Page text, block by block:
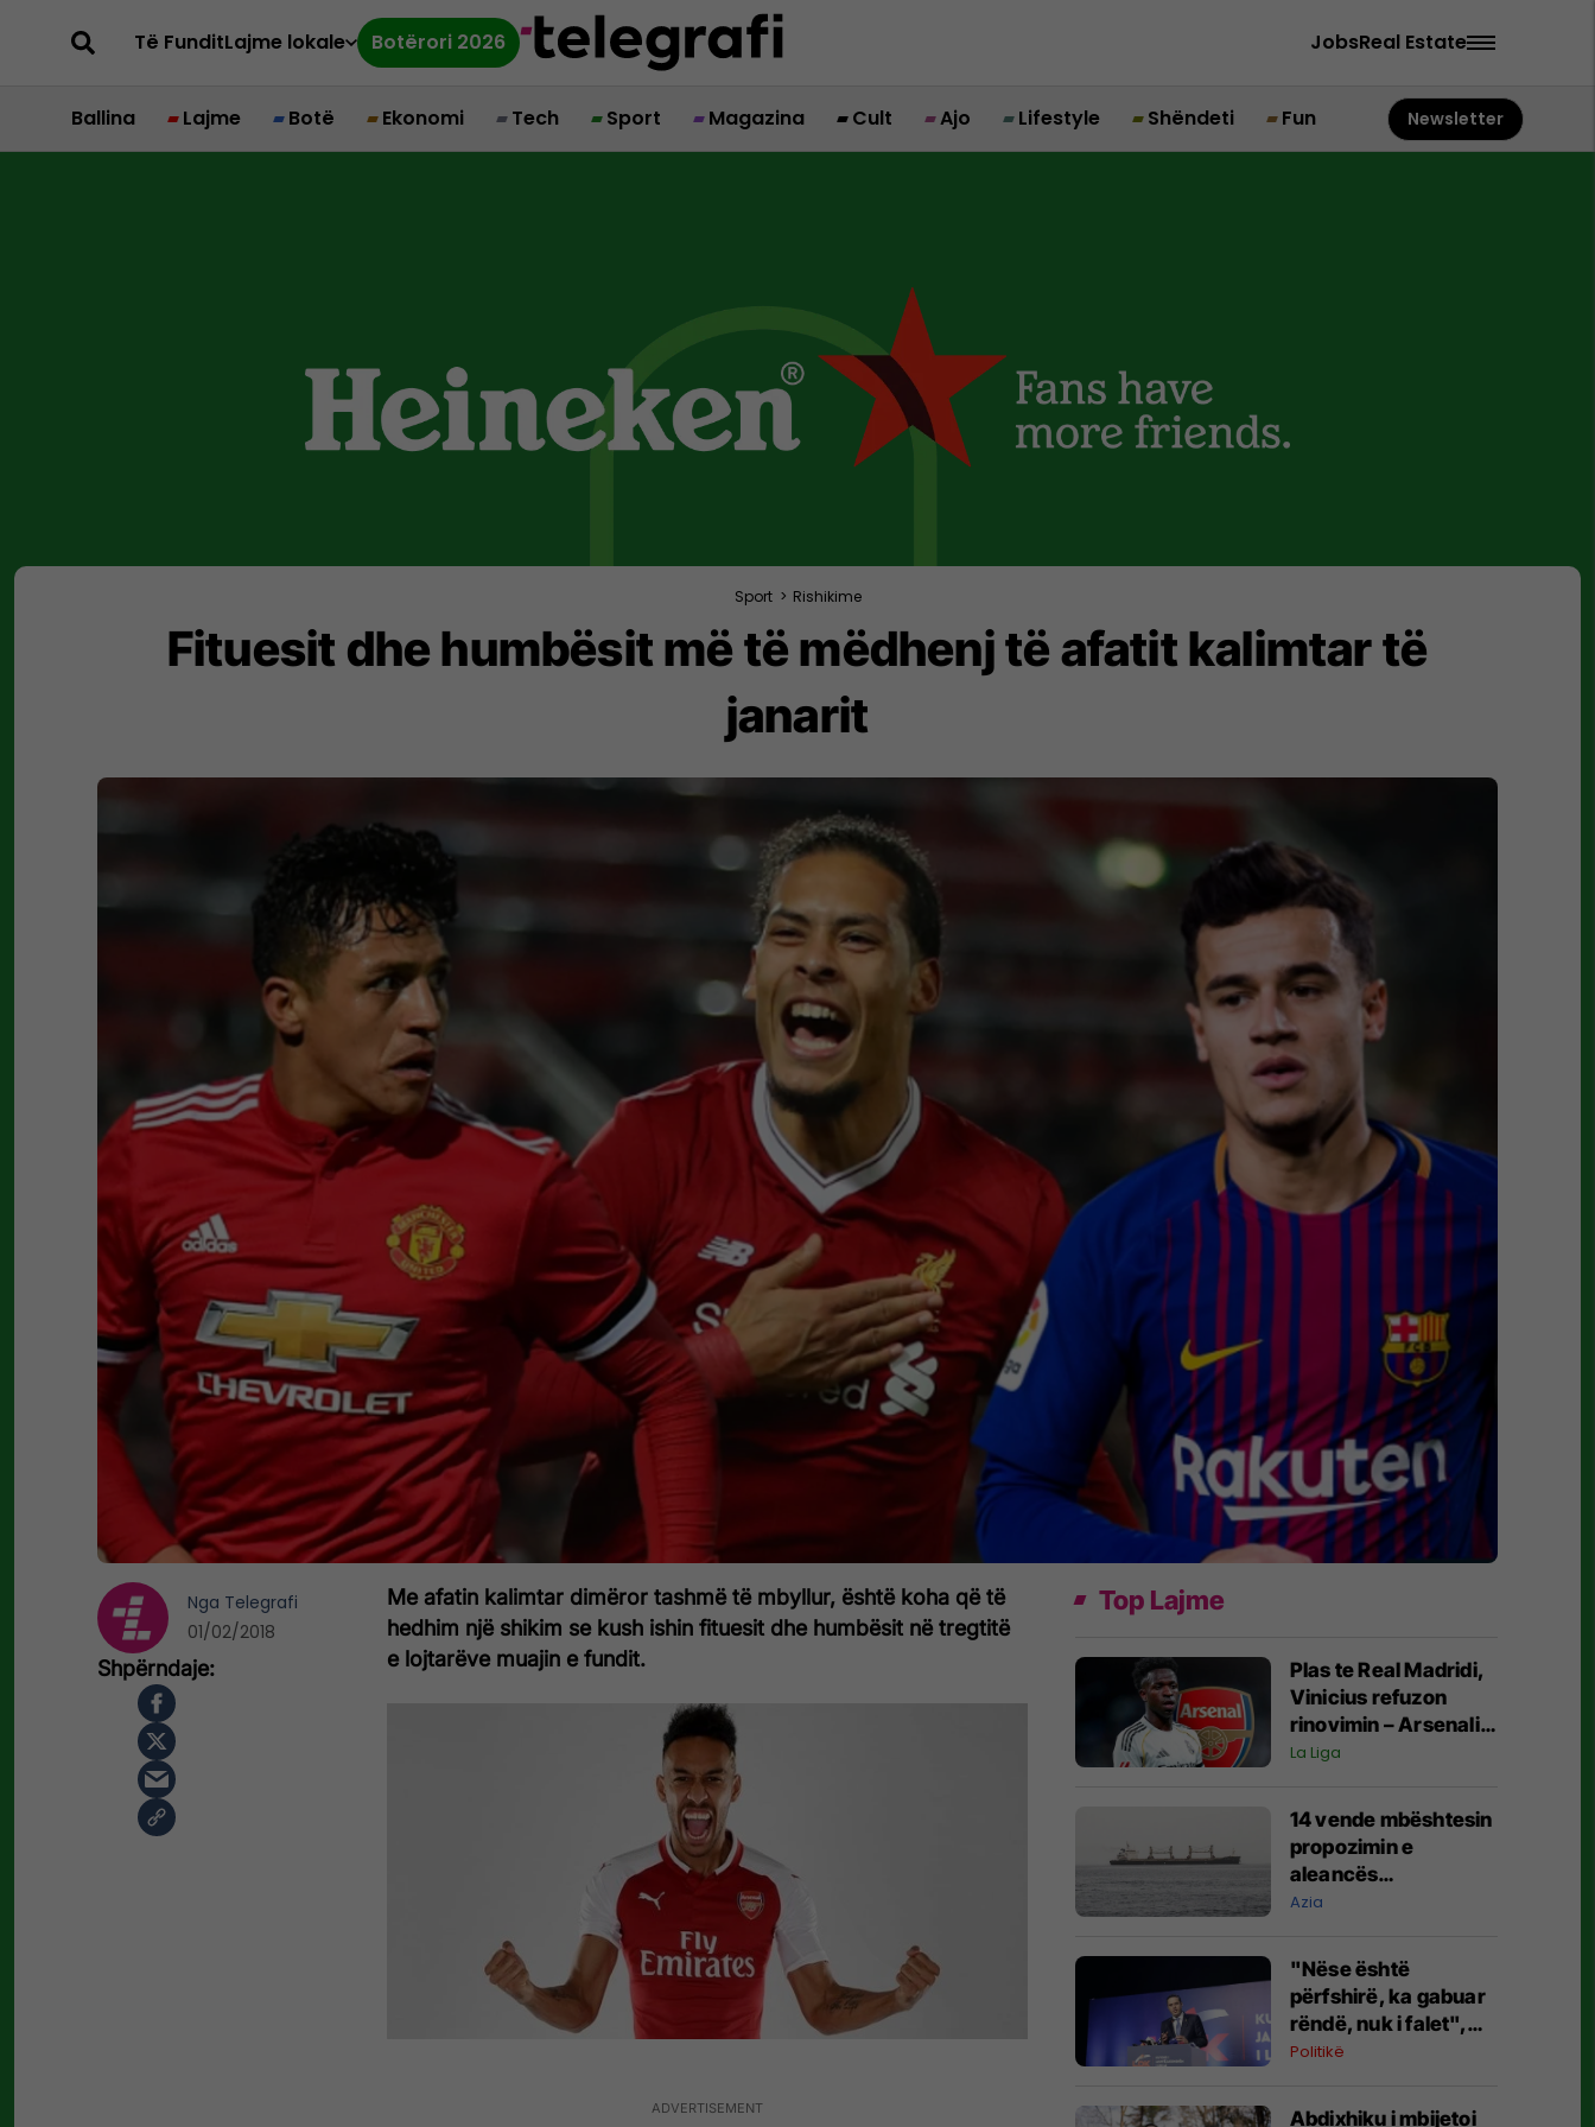
Të FunditLajme lokale Botërori 2026 JobsReal Estate
Ballina Lajme Botë Ekonomi Tech Sport Magazina Cult Ajo Lifestyle Shëndeti Fun Newsletter
Sport > Rishikime
Fituesit dhe humbësit më të mëdhenj të afatit kalimtar të
janarit
Me afatin kalimtar dimëror tashmë të mbyllur, është koha që të
hedhim një shikim se kush ishin fituesit dhe humbësit në tregtitë
e lojtarëve muajin e fundit.
Nga Telegrafi
01/02/2018
Top Lajme
Plas te Real Madridi,
Vinicius refuzon
rinovimin – Arsenali
gati ofertën 140
La Liga
14 vende mbështesin
propozimin e
aleancës
shumëkombëshe të
udhëhequr nga
Arabia Saudite
Azia
"Nëse është
përfshirë, ka gabuar
rëndë, nuk i falet",
Abdixhiku i çon
Ramës
Politikë
Abdixhiku i mbijetoi